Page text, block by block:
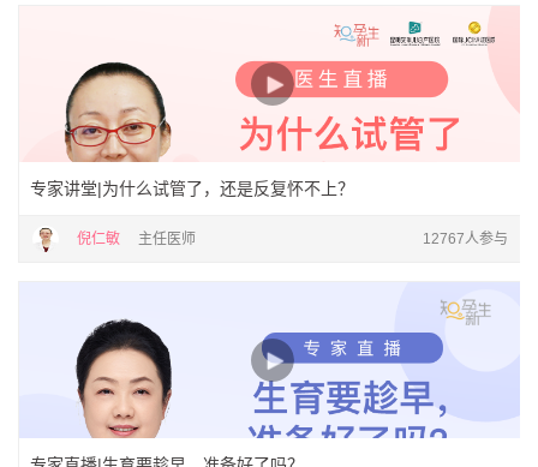
专家讲堂|为什么试管了，还是反复怀不上？
倪仁敏 主任医师 12767人参与